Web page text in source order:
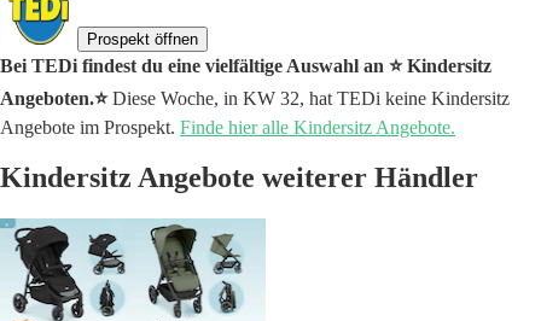
Prospekt öffnen
Bei TEDi findest du eine vielfältige Auswahl an ⭐️ Kindersitz
Angeboten.⭐️Diese Woche, in KW 32, hat TEDi keine Kindersitz
Angebote im Prospekt. Finde hier alle Kindersitz Angebote.
Kindersitz Angebote weiterer Händler